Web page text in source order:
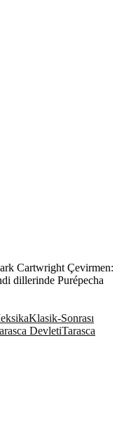
Cartwright Çevirmen:
dillerinde Purépecha
Klasik-Sonrası
DevletiTarasca